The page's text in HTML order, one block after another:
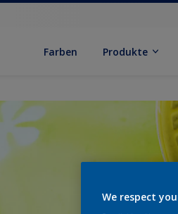
Farben Produkte
We respect